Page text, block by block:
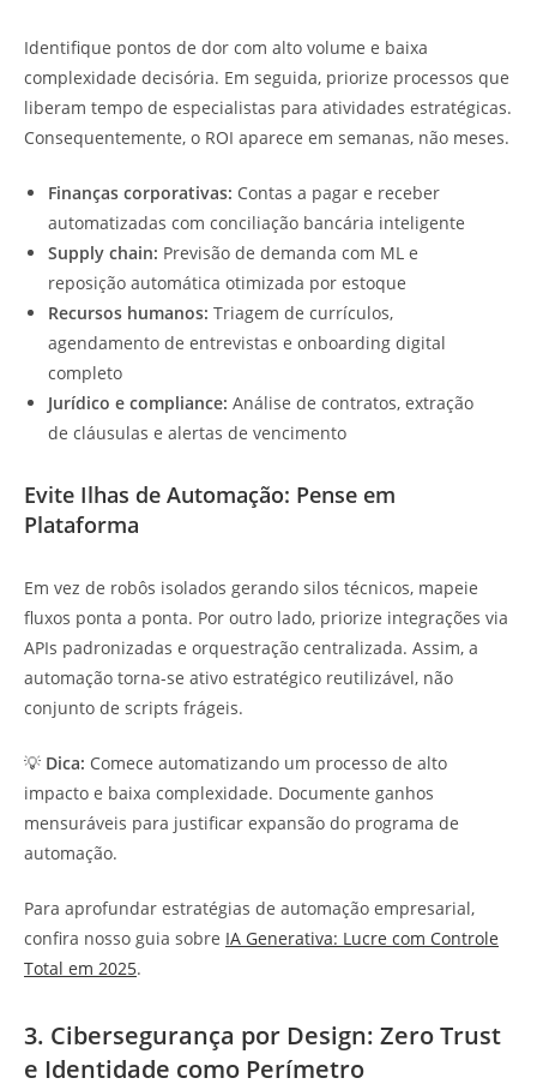
Identifique pontos de dor com alto volume e baixa
complexidade decisória. Em seguida, priorize processos que
liberam tempo de especialistas para atividades estratégicas.
Consequentemente, o ROI aparece em semanas, não meses.
Finanças corporativas: Contas a pagar e receber
automatizadas com conciliação bancária inteligente
Supply chain: Previsão de demanda com ML e
reposição automática otimizada por estoque
Recursos humanos: Triagem de currículos,
agendamento de entrevistas e onboarding digital
completo
Jurídico e compliance: Análise de contratos, extração
de cláusulas e alertas de vencimento
Evite Ilhas de Automação: Pense em
Plataforma
Em vez de robôs isolados gerando silos técnicos, mapeie
fluxos ponta a ponta. Por outro lado, priorize integrações via
APIs padronizadas e orquestração centralizada. Assim, a
automação torna-se ativo estratégico reutilizável, não
conjunto de scripts frágeis.
💡 Dica: Comece automatizando um processo de alto
impacto e baixa complexidade. Documente ganhos
mensuráveis para justificar expansão do programa de
automação.
Para aprofundar estratégias de automação empresarial,
confira nosso guia sobre IA Generativa: Lucre com Controle
Total em 2025.
3. Cibersegurança por Design: Zero Trust
e Identidade como Perímetro